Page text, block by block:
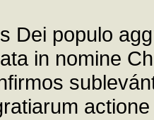
Dei populo
in nomine